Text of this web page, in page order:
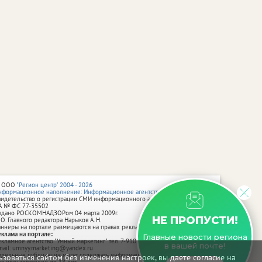
сайтом без изменения настроек, вы даете согласие на
НЕ ПРОПУСТИ!
Главные новости региона
в вашей почте!
"Регион центр" 2004 - 2026
наполнение: Информационное агентство vRossii.ru
о регистрации СМИ информационного агентства vRossii.ru
№ ФС 77‑35502
РОСКОМНАДЗОРом 04 марта 2009г.
Главного редактора Нарыков А. Н.
на портале размещаются на правах рекламы.
на портале:
агентство "Умный маркетинг" тел. 7-910-267-70-40,
umnyy.marketing@yandex.ru
публикации могут содержать информацию, не предназначенную